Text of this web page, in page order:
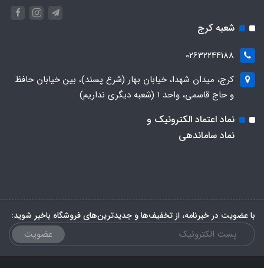
شعبه کرج
02632244188
کرج، میدان شهدا، خیابان بهار (شرع پسند)، بین خیابان حافظ
و حاج قاسمی، واحد ۱ (شعبه دیگری نداریم)
نماد اعتماد الکترونیک و
نماد ساماندهی
با عضویت در خبرنامه، از تخفیف‌ها و جدیدترین‌های فروشگاه باخبر شوید:
عضویت